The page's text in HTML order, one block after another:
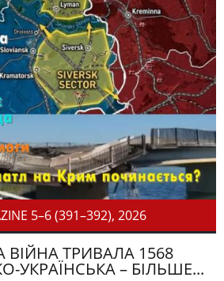
5–6 (391–392), 2026
ТРИВАЛА 1568
УКРАЇНСЬКА – БІЛЬШЕ...